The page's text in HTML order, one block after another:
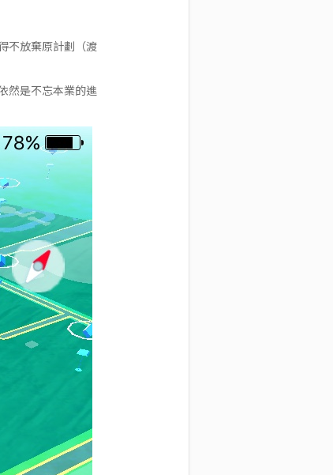
不放棄原計劃（渡
然是不忘本業的進